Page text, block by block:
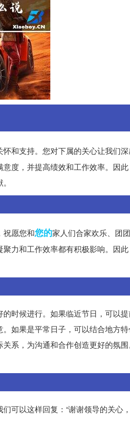
和支持。您对下属的关心让我们
度，并提高绩效和工作效率。因
祝愿您和您的家人们合家欢乐、团
力和工作效率都有积极影响。因
时候进行。如果临近节日，可以
如果是平常日子，可以结合地方
系，为沟通和合作创造更好的氛
可以这样回复：“谢谢领导的关心